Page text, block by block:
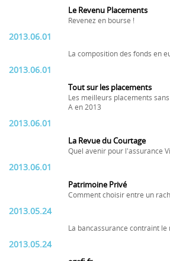
Le Revenu Placements
Revenez en bourse !
2013.06.01
La composition des fonds en
2013.06.01
Tout sur les placements
Les meilleurs placements
A en 2013
2013.06.01
La Revue du Courtage
Quel avenir pour l'assurance
2013.06.01
Patrimoine Privé
Comment choisir entre un
2013.05.24
La bancassurance contraint
2013.05.24